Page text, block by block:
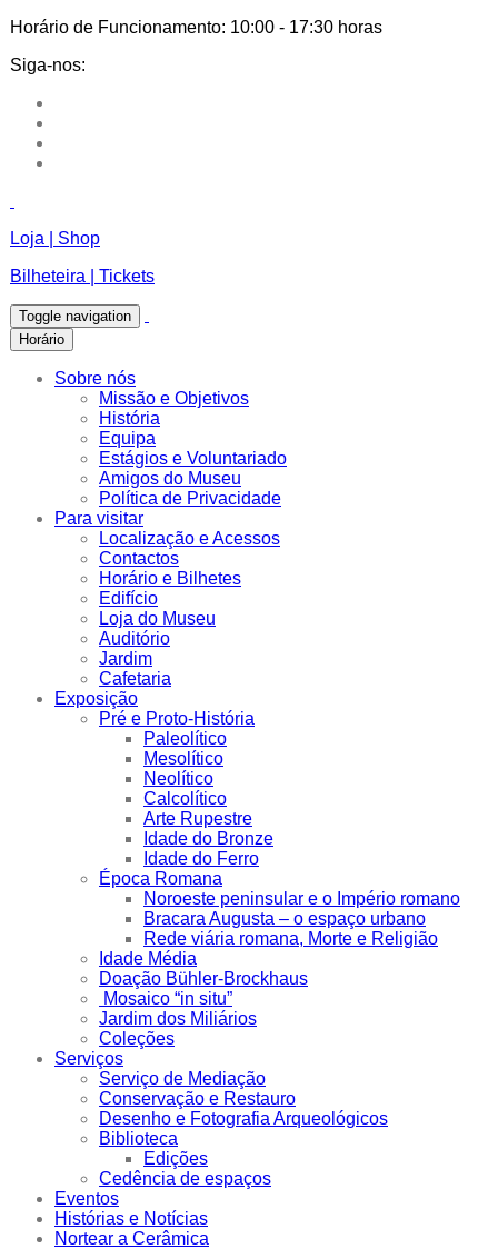
Horário de Funcionamento: 10:00 - 17:30 horas
Siga-nos:
Loja | Shop
Bilheteira | Tickets
Toggle navigation
Horário
Sobre nós
Missão e Objetivos
História
Equipa
Estágios e Voluntariado
Amigos do Museu
Política de Privacidade
Para visitar
Localização e Acessos
Contactos
Horário e Bilhetes
Edifício
Loja do Museu
Auditório
Jardim
Cafetaria
Exposição
Pré e Proto-História
Paleolítico
Mesolítico
Neolítico
Calcolítico
Arte Rupestre
Idade do Bronze
Idade do Ferro
Época Romana
Noroeste peninsular e o Império romano
Bracara Augusta – o espaço urbano
Rede viária romana, Morte e Religião
Idade Média
Doação Bühler-Brockhaus
Mosaico “in situ”
Jardim dos Miliários
Coleções
Serviços
Serviço de Mediação
Conservação e Restauro
Desenho e Fotografia Arqueológicos
Biblioteca
Edições
Cedência de espaços
Eventos
Histórias e Notícias
Nortear a Cerâmica